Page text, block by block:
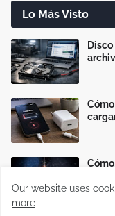
Lo Más Visto
Our website uses
more